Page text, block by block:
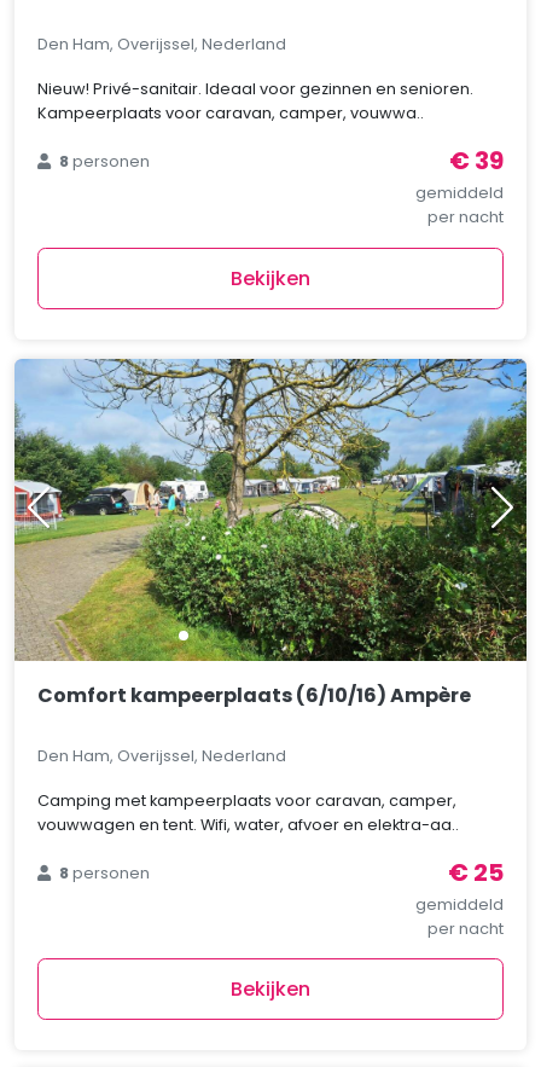
Den Ham, Overijssel, Nederland
Nieuw! Privé-sanitair. Ideaal voor gezinnen en senioren.
Kampeerplaats voor caravan, camper, vouwwa..
8personen € 39
gemiddeld
per nacht
Bekijken
Comfort kampeerplaats (6/10/16) Ampère
Den Ham, Overijssel, Nederland
Camping met kampeerplaats voor caravan, camper,
vouwwagen en tent. Wifi, water, afvoer en elektra-aa..
8personen € 25
gemiddeld
per nacht
Bekijken